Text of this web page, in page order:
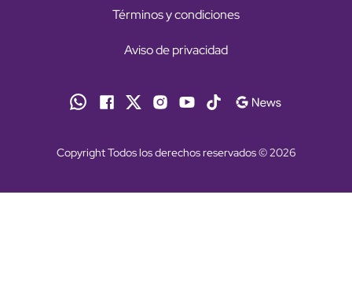
Términos y condiciones
Aviso de privacidad
Copyright Todos los derechos reservados © 2026